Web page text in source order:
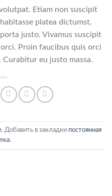
Etiam non suscipit
platea dictumst.
justo. Vivamus suscipit
Proin faucibus quis orci
eu justo massa.
. Добавить в закладки постоянная
.